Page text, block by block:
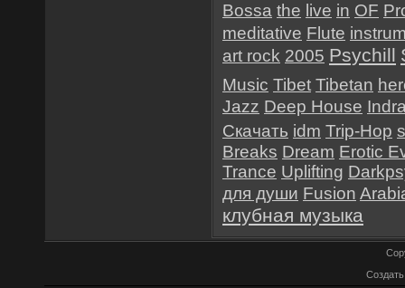
Bossa the live in OF
meditative Flute
art rock 2005 Psychill
Music Tibet Tibetan
Jazz Deep House
Скачать idm Trip-Hop
Breaks Dream Erotic
Trance Uplifting
для души Fusion
клубная музыка